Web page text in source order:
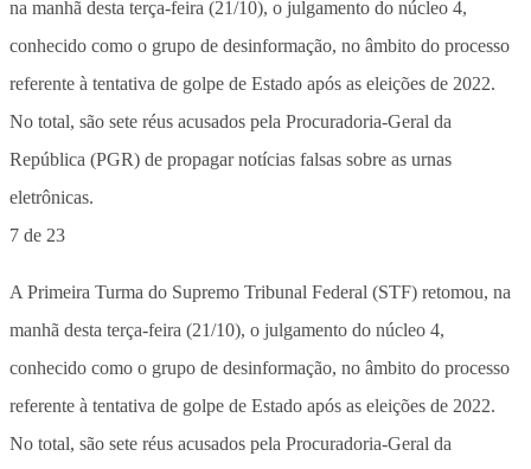
7 de 23
A Primeira Turma do Supremo Tribunal Federal (STF) retomou, na
manhã desta terça-feira (21/10), o julgamento do núcleo 4,
conhecido como o grupo de desinformação, no âmbito do processo
referente à tentativa de golpe de Estado após as eleições de 2022.
No total, são sete réus acusados pela Procuradoria-Geral da